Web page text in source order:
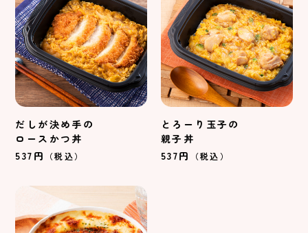
だしが決め手の
ロースかつ丼
537円
（税込）
とろーり玉子の
親子丼
537円
（税込）